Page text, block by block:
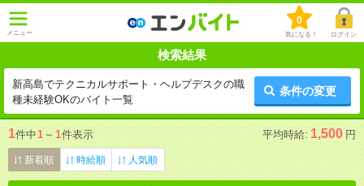
メニュー
0
気になる！ ログイン
検索結果
新高島でテクニカルサポート・ヘルプデスクの職
種未経験OKのバイト一覧
条件の変更
1件中1 ～ 1件表示 平均時給: 1,500 円
新着順 時給順 人気順